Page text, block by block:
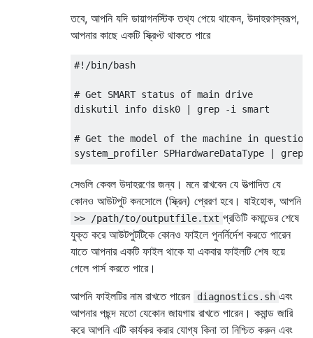
তবে, আপনি যদি ডায়াগনস্টিক তথ্য পেয়ে থাকেন, উদাহরণস্বরূপ,
আপনার কাছে একটি স্ক্রিপ্ট থাকতে পারে
#!/bin/bash
# Get SMART status of main drive
diskutil info disk0
| grep -i smart
# Get the model of the machine in question
system_profiler SPHardwareDataType | grep
সেগুলি কেবল উদাহরণের জন্য। মনে রাখবেন যে উত্পাদিত যে
কোনও আউটপুট কনসোলে (স্ক্রিন) প্রেরণ হবে। যাইহোক, আপনি
>> /path/to/outputfile.txt প্রতিটি কমান্ডের শেষে
যুক্ত করে আউটপুটটিকে কোনও ফাইলে পুনর্নির্দেশ করতে পারেন
যাতে আপনার একটি ফাইল থাকে যা একবার ফাইলটি শেষ হয়ে
গেলে পার্স করতে পারে।
আপনি ফাইলটির নাম রাখতে পারেন
diagnostics.sh এবং
আপনার পছন্দ মতো যেকোন জায়গায় রাখতে পারেন। কমান্ড জারি
করে আপনি এটি কার্যকর করার যোগ্য কিনা তা নিশ্চিত করুন এবং